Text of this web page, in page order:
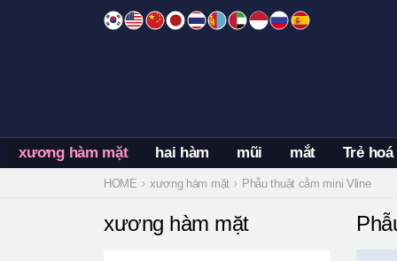
xương hàm mặt hai hàm mũi mắt Trẻ
HOME xương hàm mặt Phẫu thuật cằm mini Vline
xương hàm mặt